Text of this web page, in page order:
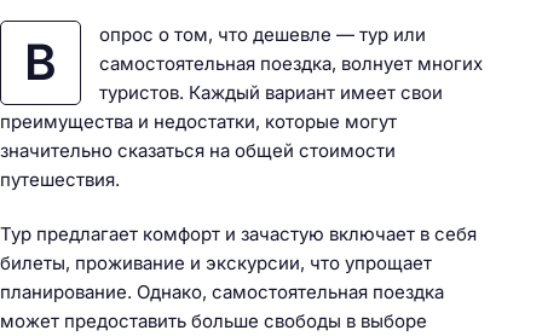
В
опрос о том, что дешевле — тур или
самостоятельная поездка, волнует многих
туристов. Каждый вариант имеет свои
преимущества и недостатки, которые могут
значительно сказаться на общей стоимости
путешествия.
Тур предлагает комфорт и зачастую включает в себя
билеты, проживание и экскурсии, что упрощает
планирование. Однако, самостоятельная поездка
может предоставить больше свободы в выборе